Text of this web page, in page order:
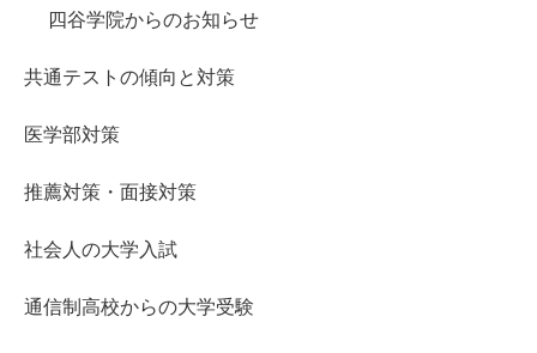
四谷学院からのお知らせ
共通テストの傾向と対策
医学部対策
推薦対策・面接対策
社会人の大学入試
通信制高校からの大学受験